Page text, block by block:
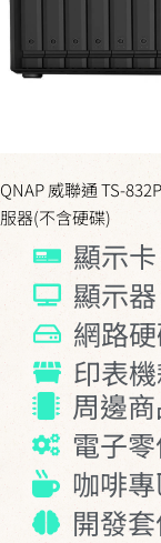
QNAP 威聯通 TS-
服器(不含硬碟)
顯示卡
顯示器
網路
印表
周邊
電子
咖啡
開發